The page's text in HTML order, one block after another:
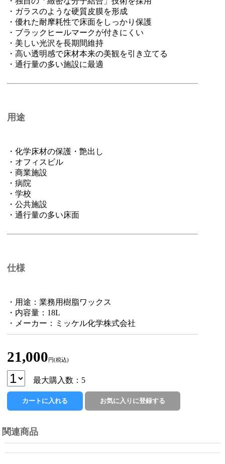
・ガラスのような硬質皮膜を形成
・優れた耐摩耗性で床面をしっかり保護
・ブラックヒールマークが付きにくい
・美しい光沢を長期間維持
・高い透明感で床材本来の美観を引き立てる
・通行量の多い施設に最適
用途
・化学床材の保護・艶出し
・オフィスビル
・商業施設
・病院
・学校
・公共施設
・通行量の多い床面
仕様
・用途：業務用樹脂ワックス
・内容量：18L
・メーカー：ミッケル化学株式会社
21,000 円(税込)
最大購入数：5
関連商品